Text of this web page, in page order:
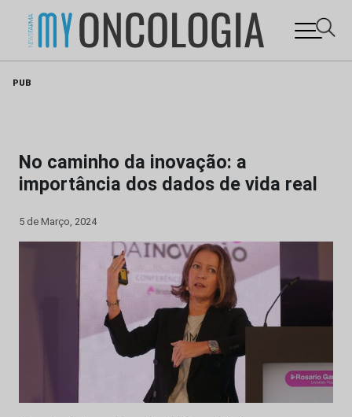
PUB
No caminho da inovação: a
importância dos dados de vida real
5 de Março, 2024